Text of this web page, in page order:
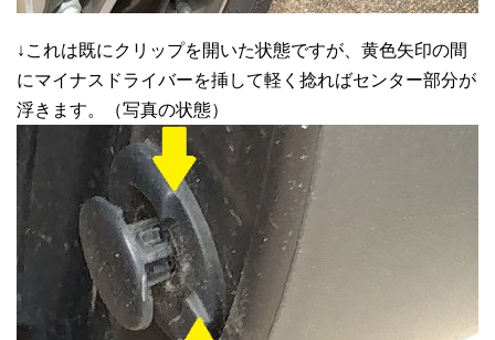
↓これは既にクリップを開いた状態ですが、黄色矢印の間
にマイナスドライバーを挿して軽く捻ればセンター部分が
浮きます。（写真の状態）